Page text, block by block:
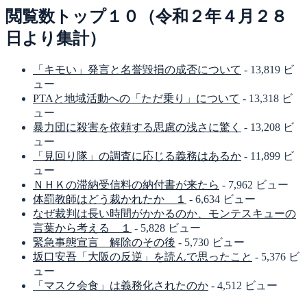
閲覧数トップ１０（令和２年４月２８
日より集計）
「キモい」発言と名誉毀損の成否について - 13,819 ビ
ュー
PTAと地域活動への「ただ乗り」について - 13,318 ビ
ュー
暴力団に殺害を依頼する思慮の浅さに驚く - 13,208 ビ
ュー
「見回り隊」の調査に応じる義務はあるか - 11,899 ビ
ュー
ＮＨＫの滞納受信料の納付書が来たら - 7,962 ビュー
体罰教師はどう裁かれたか １
- 6,634 ビュー
なぜ裁判は長い時間がかかるのか、モンテスキューの
言葉から考える １
- 5,828 ビュー
緊急事態宣言 解除のその後 - 5,730 ビュー
坂口安吾「大阪の反逆」を読んで思ったこと - 5,376 ビ
ュー
「マスク会食」は義務化されたのか - 4,512 ビュー